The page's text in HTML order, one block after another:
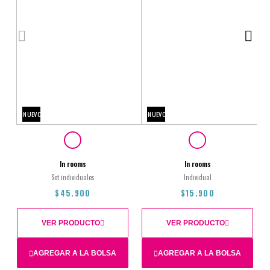
NUEVO
In rooms
Set individuales
$45.900
AGREGAR A LA BOLSA
VER PRODUCTO
NUEVO
In rooms
Individual
$15.900
AGREGAR A LA BOLSA
VER PRODUCTO